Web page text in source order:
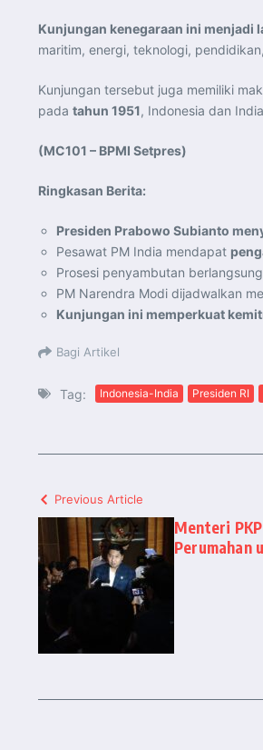
Kunjungan kenegaraan ini menjadi
maritim, energi, teknologi,
Kunjungan tersebut juga memiliki
pada tahun 1951, Indonesia dan
(MC101 – BPMI Setpres)
Ringkasan Berita:
Presiden Prabowo Subianto
Pesawat PM India mendapat
Prosesi penyambutan
PM Narendra Modi dijadwalkan
Kunjungan ini memperkuat
Bagi Artikel
Tag: Indonesia-India Presiden RI
Previous Article
Menteri
Perumahan